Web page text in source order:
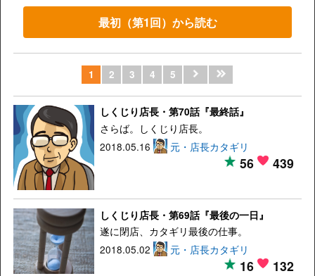
最初（第1回）から読む
1 2 3 4 5
しくじり店長・第70話『最終話』
さらば。しくじり店長。
2018.05.16
元・店長カタギリ
56 439
しくじり店長・第69話『最後の一日』
遂に閉店、カタギリ最後の仕事。
2018.05.02
元・店長カタギリ
16 132